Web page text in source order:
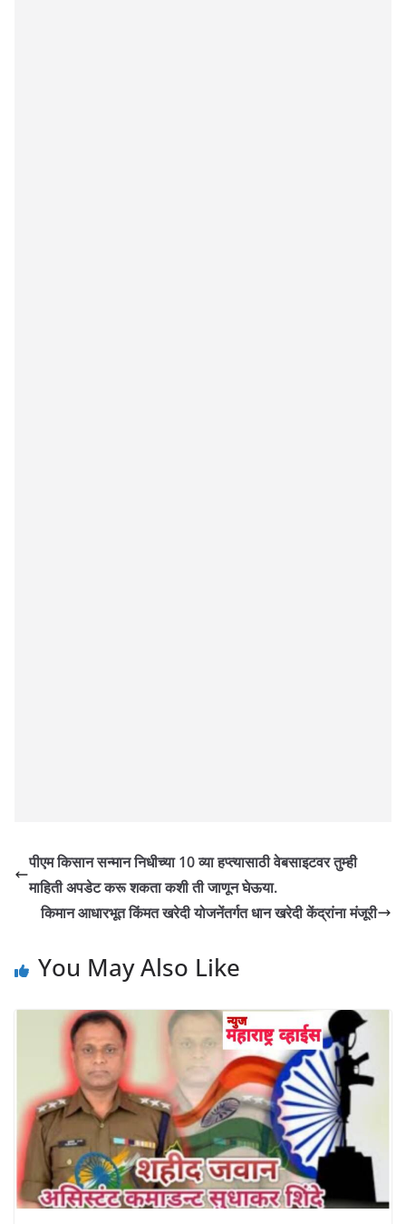
पीएम किसान सन्मान निधीच्या 10 व्या हप्त्यासाठी वेबसाइटवर तुम्ही
माहिती अपडेट करू शकता कशी ती जाणून घेऊया.
किमान आधारभूत किंमत खरेदी योजनेंतर्गत धान खरेदी केंद्रांना मंजूरी
You May Also Like